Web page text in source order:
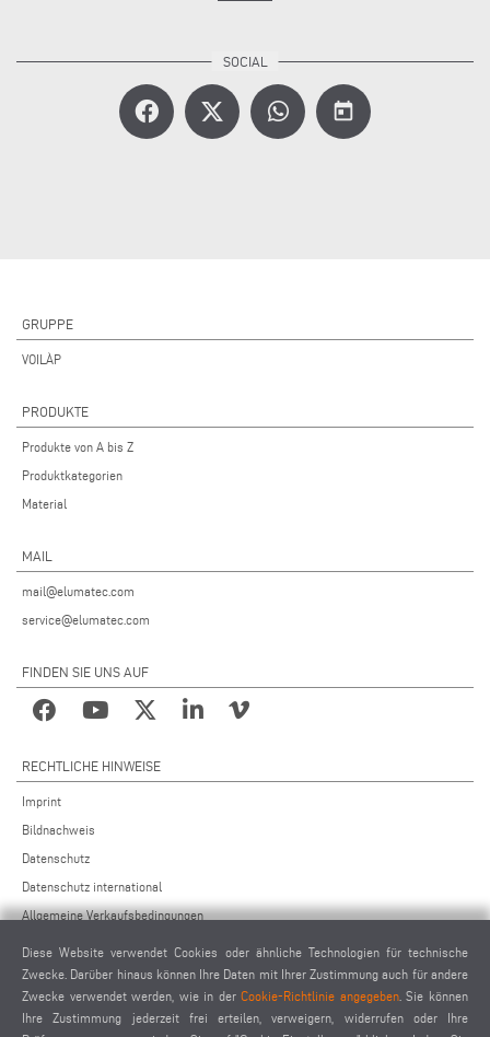
today
GRUPPE
VOILÀP
PRODUKTE
Produkte von A bis Z
Produktkategorien
Material
MAIL
mail@elumatec.com
service@elumatec.com
FINDEN SIE UNS AUF
RECHTLICHE HINWEISE
Imprint
Bildnachweis
Datenschutz
Datenschutz international
Allgemeine Verkaufsbedingungen
Allgemeine Einkaufsbedingungen
Cookie-Einstellungen
Verhaltenskodex für Lieferanten
Diese Website verwendet Cookies oder ähnliche Technologien für technische
Zwecke. Darüber hinaus können Ihre Daten mit Ihrer Zustimmung auch für andere
Zwecke verwendet werden, wie in derCookie-Richtlinie angegeben. Sie können
Ihre Zustimmung jederzeit frei erteilen, verweigern, widerrufen oder Ihre